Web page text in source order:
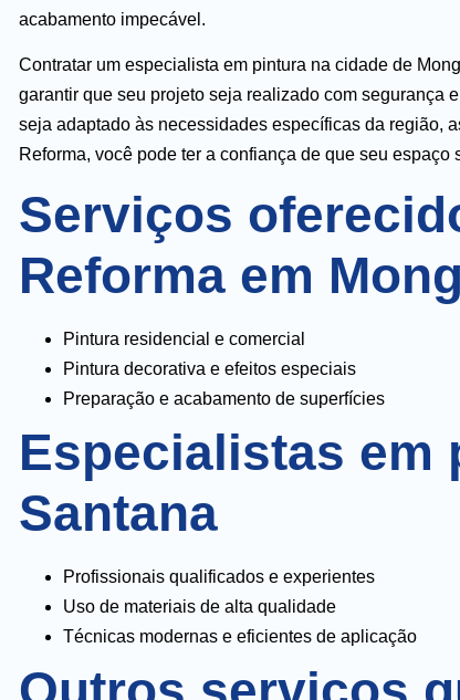
acabamento impecável.
Contratar um especialista em pintura na cidade de
garantir que seu projeto seja realizado com segurança
seja adaptado às necessidades específicas da região,
Reforma, você pode ter a confiança de que seu
Serviços
Reforma em
Pintura residencial e comercial
Pintura decorativa e efeitos especiais
Preparação e acabamento de superfícies
Especialistas em
Santana
Profissionais qualificados e experientes
Uso de materiais de alta qualidade
Técnicas modernas e eficientes de aplicação